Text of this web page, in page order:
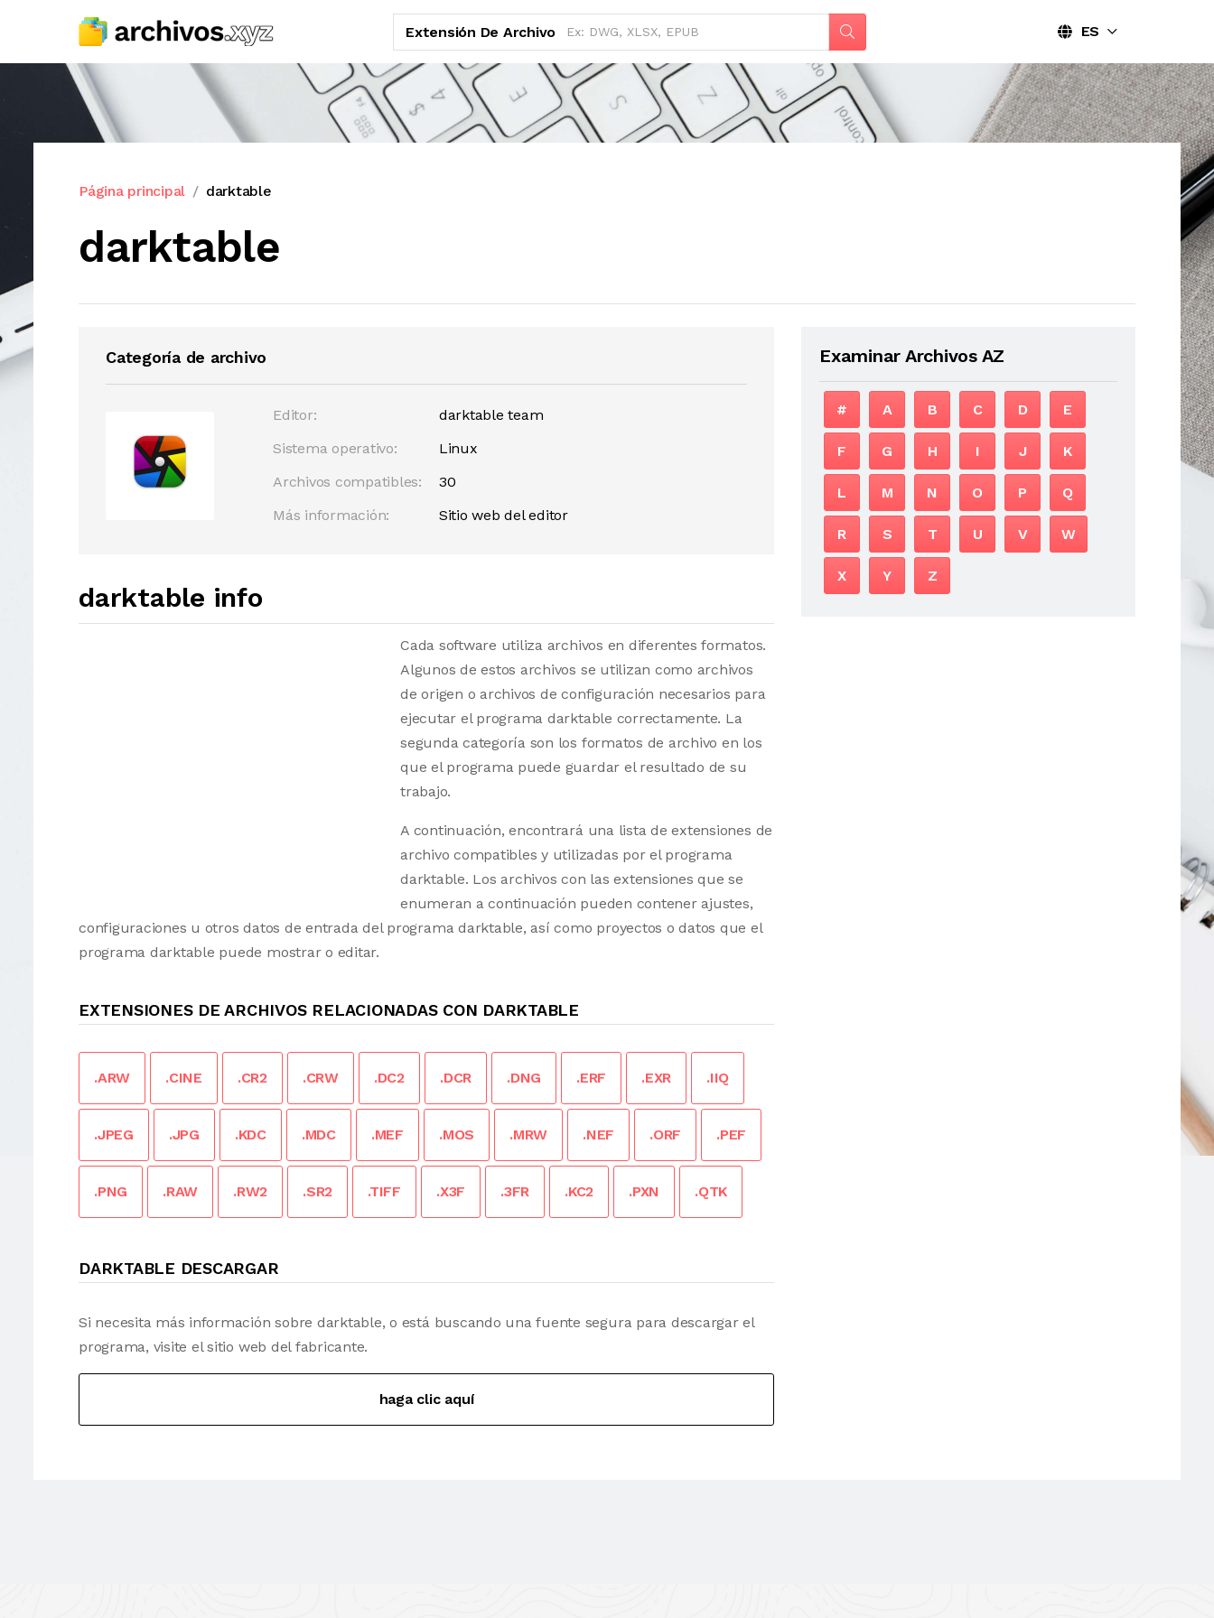
Extensión De Archivo ES
Página principal darktable
darktable
Categoría de archivo
Editor:
darktable team
Sistema operativo:
Linux
Archivos compatibles:
30
Más información:
Sitio web del editor
darktable info
Cada software utiliza archivos en diferentes formatos.
Algunos de estos archivos se utilizan como archivos
de origen o archivos de configuración necesarios para
ejecutar el programa darktable correctamente. La
segunda categoría son los formatos de archivo en los
que el programa puede guardar el resultado de su
trabajo.
A continuación, encontrará una lista de extensiones de
archivo compatibles y utilizadas por el programa
darktable. Los archivos con las extensiones que se
enumeran a continuación pueden contener ajustes,
configuraciones u otros datos de entrada del programa darktable, así como proyectos o datos que el
programa darktable puede mostrar o editar.
EXTENSIONES DE ARCHIVOS RELACIONADAS CON DARKTABLE
.ARW .CINE .CR2 .CRW .DC2 .DCR .DNG .ERF .EXR .IIQ
.JPEG .JPG .KDC .MDC .MEF .MOS .MRW .NEF .ORF .PEF
.PNG .RAW .RW2 .SR2 .TIFF .X3F .3FR .KC2 .PXN .QTK
DARKTABLE DESCARGAR
Si necesita más información sobre darktable, o está buscando una fuente segura para descargar el
programa, visite el sitio web del fabricante.
haga clic aquí
Examinar Archivos AZ
# A B C D E
F G H I J K
L M N O P Q
R S T U V W
X Y Z